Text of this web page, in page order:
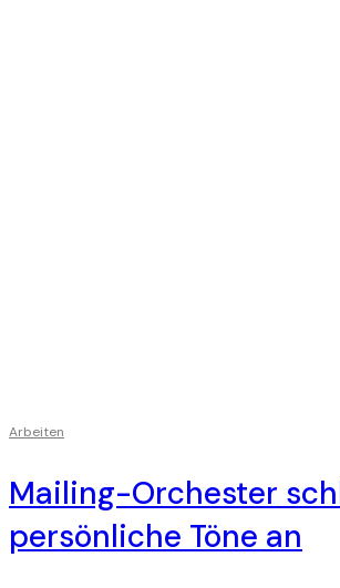
Arbeiten
Mailing-Orchester
persönliche Töne an